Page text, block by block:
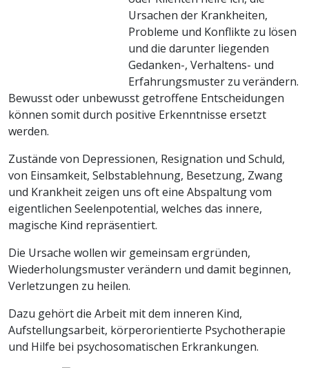
Ursachen der Krankheiten,
Probleme und Konflikte zu lösen
und die darunter liegenden
Gedanken-, Verhaltens- und
Erfahrungsmuster zu verändern.
Bewusst oder unbewusst getroffene Entscheidungen
können somit durch positive Erkenntnisse ersetzt
werden.
Zustände von Depressionen, Resignation und Schuld,
von Einsamkeit, Selbstablehnung, Besetzung, Zwang
und Krankheit zeigen uns oft eine Abspaltung vom
eigentlichen Seelenpotential, welches das innere,
magische Kind repräsentiert.
Die Ursache wollen wir gemeinsam ergründen,
Wiederholungsmuster verändern und damit beginnen,
Verletzungen zu heilen.
Dazu gehört die Arbeit mit dem inneren Kind,
Aufstellungsarbeit, körperorientierte Psychotherapie
und Hilfe bei psychosomatischen Erkrankungen.